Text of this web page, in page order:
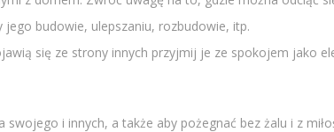
budowie, ulepszaniu, rozbudowie, itp.
się ze strony innych przyjmij je ze spokojem jako
i innych, a także aby pożegnać bez żalu i z